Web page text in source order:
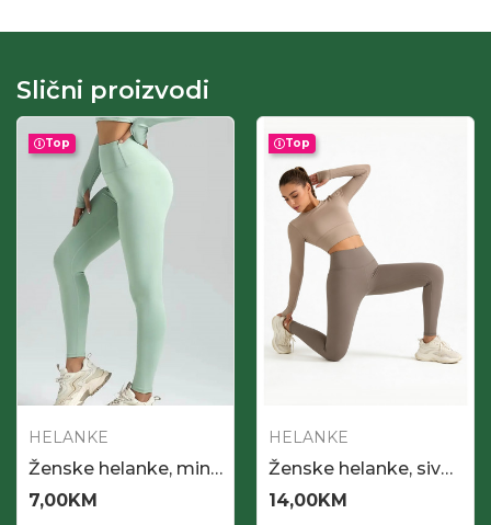
Slični proizvodi
Top
HELANKE
Ženske helanke, mint boja
7,00KM
Top
HELANKE
Ženske helanke, siva-braon boja
14,00KM